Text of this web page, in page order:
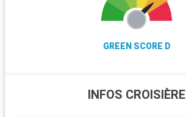
GREEN SCORE D
INFOS CROISIÈRE